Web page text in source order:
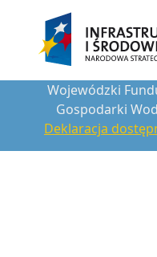
Wojewódzki
Gospodarki
Deklaracja